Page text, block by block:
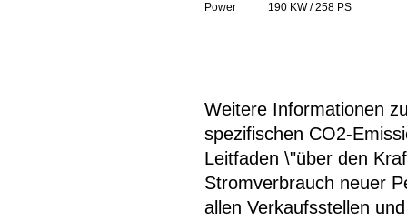
Power
190 KW / 258 PS
Weitere Informationen
spezifischen CO2-
Leitfaden \"über den
Stromverbrauch neuer
allen Verkaufsstellen